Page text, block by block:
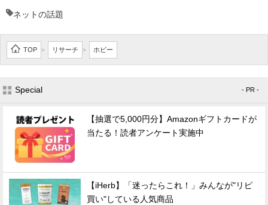
ネットの話題
TOP > リサーチ > ホビー
Special - PR -
【抽選で5,000円分】Amazonギフトカードが
当たる！読者アンケート実施中
【iHerb】「迷ったらこれ！」みんなが"リピ
買い"している人気商品